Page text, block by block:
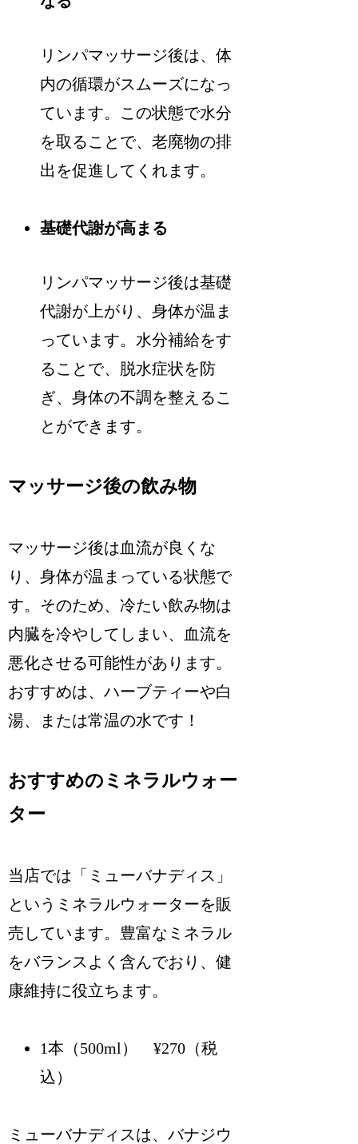
リンパマッサージ後は、体
内の循環がスムーズになっ
ています。この状態で水分
を取ることで、老廃物の排
出を促進してくれます。
基礎代謝が高まる
リンパマッサージ後は基礎
代謝が上がり、身体が温ま
っています。水分補給をす
ることで、脱水症状を防
ぎ、身体の不調を整えるこ
とができます。
マッサージ後の飲み物
マッサージ後は血流が良くな
り、身体が温まっている状態で
す。そのため、冷たい飲み物は
内臓を冷やしてしまい、血流を
悪化させる可能性があります。
おすすめは、ハーブティーや白
湯、または常温の水です！
おすすめのミネラルウォー
ター
当店では「ミューバナディス」
というミネラルウォーターを販
売しています。豊富なミネラル
をバランスよく含んでおり、健
康維持に役立ちます。
1本（500ml） ¥270（税
込）
ミューバナディスは、バナジウ